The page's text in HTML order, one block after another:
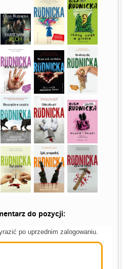
do pozycji:
po uprzednim zalogowaniu.